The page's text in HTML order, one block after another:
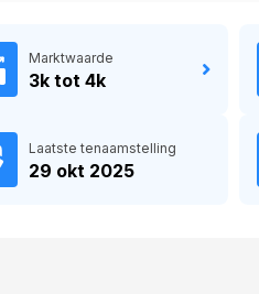
Marktwaarde
3k tot 4k
Laatste tenaamstelling
29 okt 2025